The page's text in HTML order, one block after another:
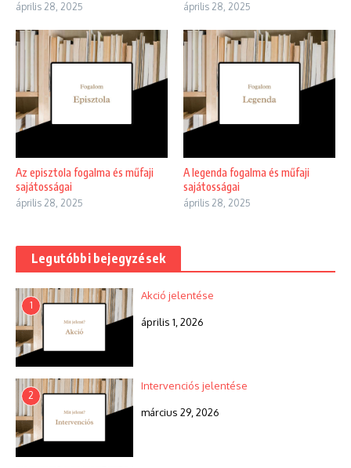
április 28, 2025 április 28, 2025
Az episztola fogalma és műfaji
sajátosságai
április 28, 2025
A legenda fogalma és műfaji
sajátosságai
április 28, 2025
Legutóbbi bejegyzések
1
Akció jelentése
április 1, 2026
2
Intervenciós jelentése
március 29, 2026